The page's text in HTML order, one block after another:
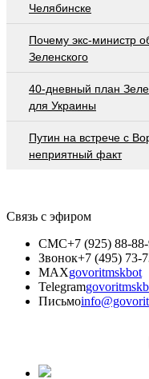
Челябинске
Почему экс-министр
Зеленского
40-дневный план
для Украины
Путин на встрече с
неприятный факт
Связь с эфиром
СМС+7 (925) 88-
Звонок+7 (495) 73-
MAXgovoritmskbot
Telegram
Письмо